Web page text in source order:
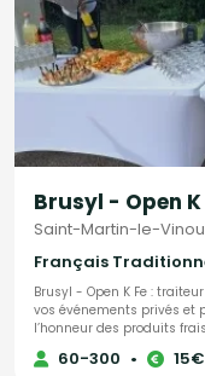
Brusyl - Open K
Saint-Martin-le-
Brusyl - Open K Fe :
vos événements privés et
l’honneur des produits
mêlant créativité et
mets raffinés préparés
60-300 •